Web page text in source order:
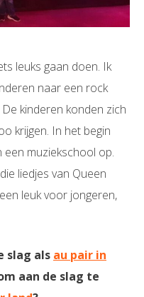
leuks gaan doen. Ik
naar een rock
kinderen konden zich
krijgen. In het begin
muziekschool op.
liedjes van Queen
leuk voor jongeren,
slag als au pair in
aan de slag te